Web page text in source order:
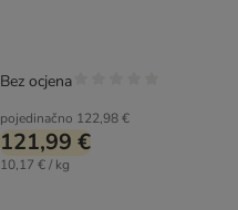
pojedinačno 122,98 €
121,99 €
10,17 € / kg
Bez ocjena